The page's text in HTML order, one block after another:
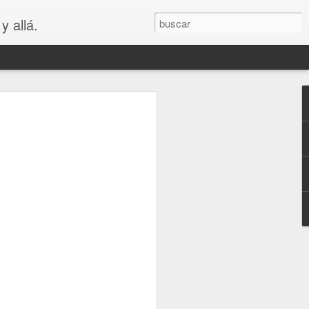
allá.
PARA VAGOS !!😆😲😳
DE LOS MEJORES
ver que es bastante cierto.